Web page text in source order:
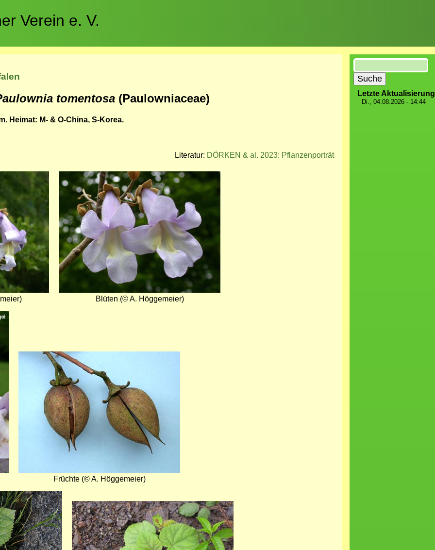
Verein e. V.
tomentosa (Paulowniaceae)
Heimat: M- & O-China, S-Korea.
Literatur: DÖRKEN & al. 2023: Pflanzenporträt
Blüten (© A. Höggemeier)
Bild
Früchte (© A. Höggemeier)
Bild
Suche
Letzte Aktualisierung
Di., 04.08.2026 - 14:44